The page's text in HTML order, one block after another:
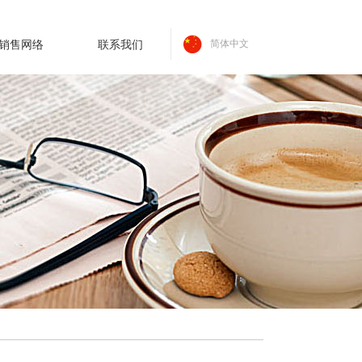
简体中文
售网络 联系我们